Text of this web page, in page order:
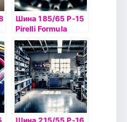
Шина 185/65 Р-15
Pirelli Formula
Energy 88T б/к